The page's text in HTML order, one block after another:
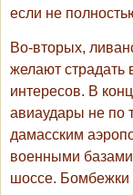
если не
Во-вторых,
желают страдать
интересов. В
авиаудары не по
дамасским
военными
шоссе. Бомбежки